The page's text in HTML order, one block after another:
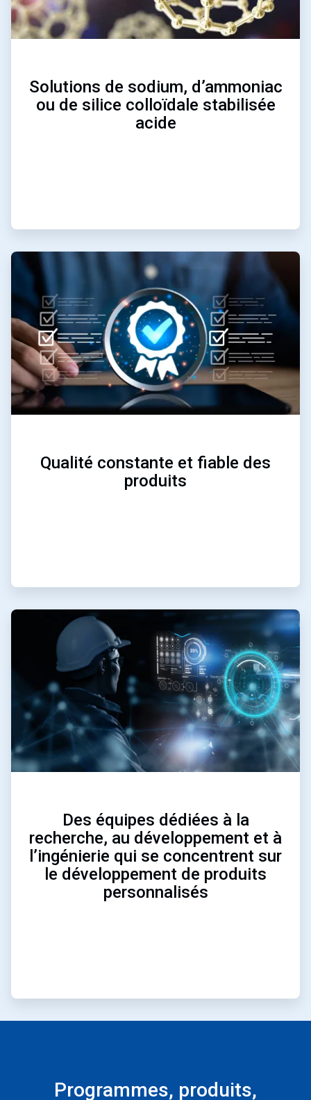
Solutions de sodium, d’ammoniac
ou de silice colloïdale stabilisée
acide
2
3
Qualité constante et fiable des
produits
ArticleTile
de
3
Des équipes dédiées à la
recherche, au développement et à
l’ingénierie qui se concentrent sur
le développement de produits
personnalisés
Programmes, produits,